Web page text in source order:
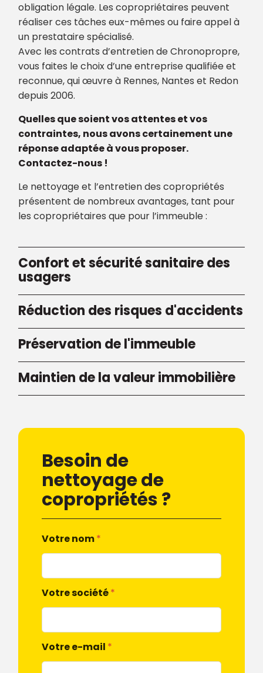
obligation légale. Les copropriétaires peuvent
réaliser ces tâches eux-mêmes ou faire appel à
un prestataire spécialisé.
Avec les contrats d’entretien de Chronopropre,
vous faites le choix d’une entreprise qualifiée et
reconnue, qui œuvre à Rennes, Nantes et Redon
depuis 2006.
Quelles que soient vos attentes et vos
contraintes, nous avons certainement une
réponse adaptée à vous proposer.
Contactez-nous !
Le nettoyage et l’entretien des copropriétés
présentent de nombreux avantages, tant pour
les copropriétaires que pour l’immeuble :
Confort et sécurité sanitaire des
usagers
Réduction des risques d'accidents
Préservation de l'immeuble
Maintien de la valeur immobilière
Besoin de
nettoyage de
copropriétés ?
Votre nom*
Votre société*
Votre e-mail *